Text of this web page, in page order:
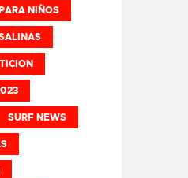
NIÑOS
SURF NEWS